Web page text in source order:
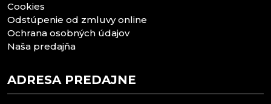
Cookies
Odstúpenie od zmluvy online
Ochrana osobných údajov
Naša predajňa
ADRESA PREDAJNE